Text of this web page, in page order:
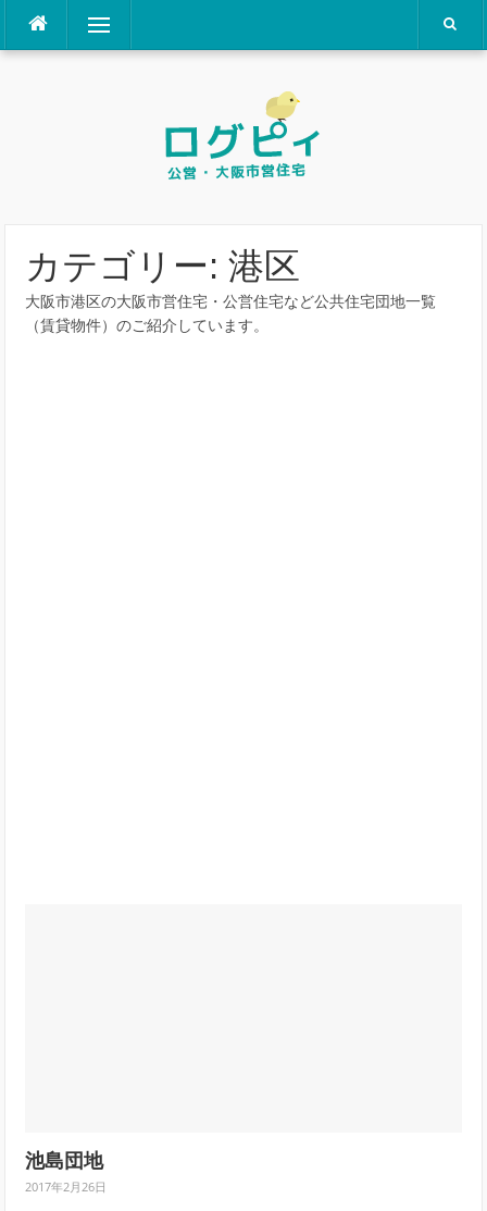
テ
メニュー
カテゴリー: 港区
大阪市港区の大阪市営住宅・公営住宅など公共住宅団地一覧
（賃貸物件）のご紹介しています。
池島団地
2017年2月26日